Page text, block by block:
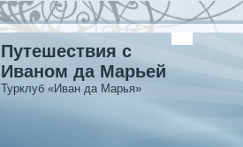
Путешествия с
Иваном да Марьей
Турклуб «Иван да Марья»